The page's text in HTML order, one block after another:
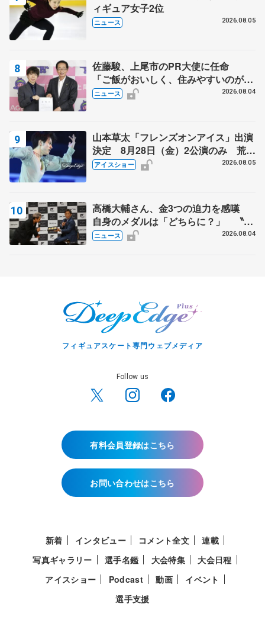
ィギュア女子2位
ニュース 2026.08.05
佐藤駿、上尾市のPR大使に任命
「ご飯がおいしく、住みやすいのが魅
力」
ニュース 2026.08.04
山本草太「フレンズオンアイス」出演
決定 8月28日（金）2公演のみ 荒川
静香さんプロデュース、20周年のアイ
アイスショー 2026.08.05
高橋大輔さん、金3つの迫力を感嘆
自身のメダルは「どちらに？」 〝リ
ス兄弟〟オリンピック3連覇の野村忠
ニュース 2026.08.04
フィギュアスケート専門ウェブメディア
Follow us
有料会員登録はこちら
お問い合わせはこちら
新着 インタビュー コメント全文
連載
写真ギャラリー
選手名鑑 大会特集
大会日程
アイスショー
Podcast 動画
イベント
選手支援